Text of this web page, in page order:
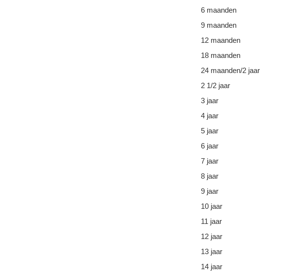
6 maanden
9 maanden
12 maanden
18 maanden
24 maanden/2 jaar
2 1/2 jaar
3 jaar
4 jaar
5 jaar
6 jaar
7 jaar
8 jaar
9 jaar
10 jaar
11 jaar
12 jaar
13 jaar
14 jaar